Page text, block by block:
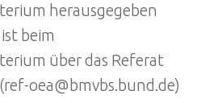
herausgegeben
beim
über das Referat
oea@bmvbs.bund.de)